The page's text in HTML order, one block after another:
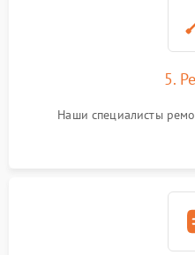
5.
Наши специалисты